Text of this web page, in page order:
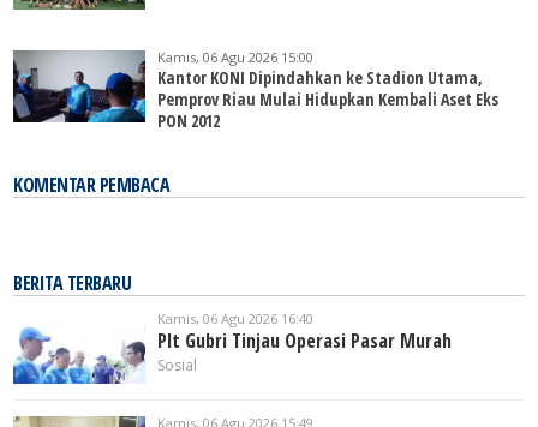
Kamis, 06 Agu 2026 15:00
Kantor KONI Dipindahkan ke Stadion Utama,
Pemprov Riau Mulai Hidupkan Kembali Aset Eks
PON 2012
KOMENTAR PEMBACA
BERITA TERBARU
Kamis, 06 Agu 2026 16:40
Plt Gubri Tinjau Operasi Pasar Murah
Sosial
Kamis, 06 Agu 2026 15:49